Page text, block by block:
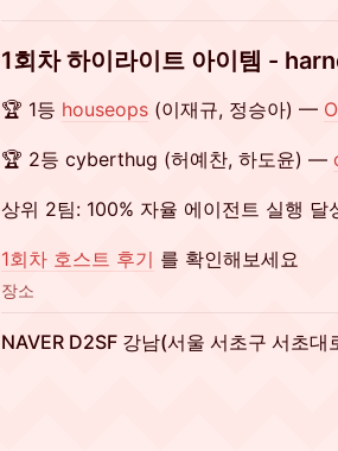
1회차 하이라이트 아이템 -
🏆 1등 houseops (이재규, 정승아) —
🏆 2등 cyberthug (허예찬, 하도윤) —
상위 2팀: 100% 자율 에이전트 실행 달
1회차 호스트 후기 를 확인해보세요
장소
NAVER D2SF 강남(서울 서초구 서초